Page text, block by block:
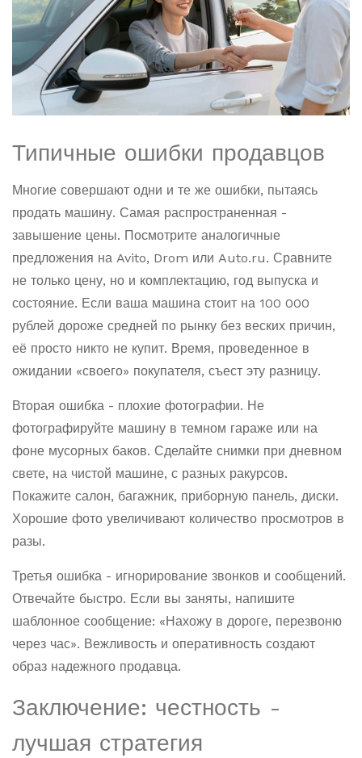
Типичные ошибки продавцов
Многие совершают одни и те же ошибки, пытаясь
продать машину. Самая распространенная -
завышение цены. Посмотрите аналогичные
предложения на Avito, Drom или Auto.ru. Сравните
не только цену, но и комплектацию, год выпуска и
состояние. Если ваша машина стоит на 100 000
рублей дороже средней по рынку без веских причин,
её просто никто не купит. Время, проведенное в
ожидании «своего» покупателя, съест эту разницу.
Вторая ошибка - плохие фотографии. Не
фотографируйте машину в темном гараже или на
фоне мусорных баков. Сделайте снимки при дневном
свете, на чистой машине, с разных ракурсов.
Покажите салон, багажник, приборную панель, диски.
Хорошие фото увеличивают количество просмотров в
разы.
Третья ошибка - игнорирование звонков и сообщений.
Отвечайте быстро. Если вы заняты, напишите
шаблонное сообщение: «Нахожу в дороге, перезвоню
через час». Вежливость и оперативность создают
образ надежного продавца.
Заключение: честность -
лучшая стратегия